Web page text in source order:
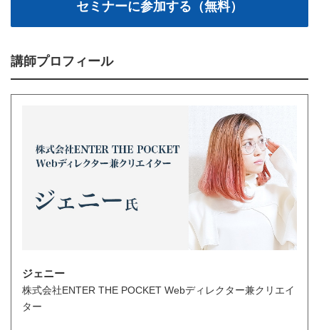
講師プロフィール
ジェニー
株式会社ENTER THE POCKET Webディレクター兼クリエイ
ター